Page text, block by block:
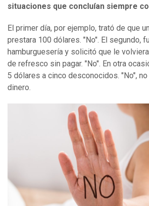
situaciones que concluían siempre
El primer día, por ejemplo, trató de que
prestara 100 dólares. "No". El segundo,
hamburguesería y solicitó que le
de refresco sin pagar. "No". En otra
5 dólares a cinco desconocidos. "No", no
dinero.